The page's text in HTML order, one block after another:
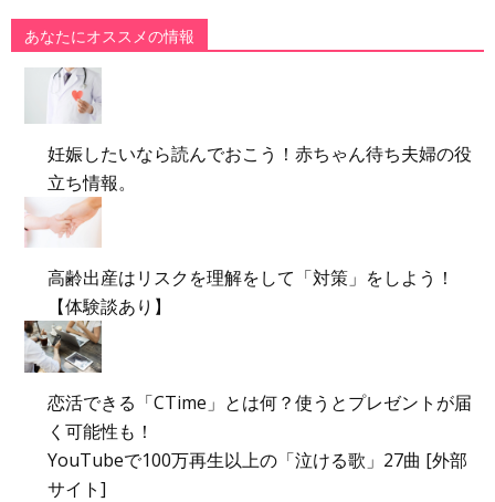
あなたにオススメの情報
妊娠したいなら読んでおこう！赤ちゃん待ち夫婦の役
立ち情報。
高齢出産はリスクを理解をして「対策」をしよう！
【体験談あり】
恋活できる「CTime」とは何？使うとプレゼントが届
く可能性も！
YouTubeで100万再生以上の「泣ける歌」27曲 [外部
サイト]